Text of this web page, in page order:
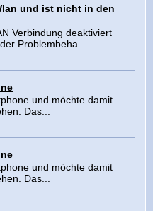
und ist nicht in den
Verbindung deaktiviert
Problembeha...
und möchte damit
Das...
und möchte damit
Das...